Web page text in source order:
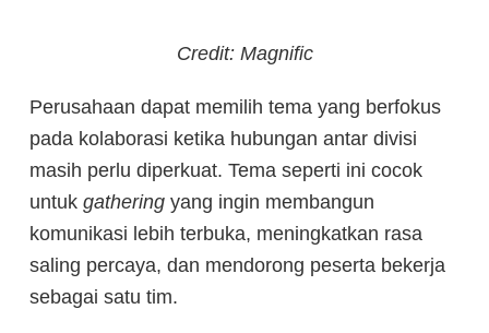
Credit: Magnific
Perusahaan dapat memilih tema yang berfokus
pada kolaborasi ketika hubungan antar divisi
masih perlu diperkuat. Tema seperti ini cocok
untuk gathering yang ingin membangun
komunikasi lebih terbuka, meningkatkan rasa
saling percaya, dan mendorong peserta bekerja
sebagai satu tim.